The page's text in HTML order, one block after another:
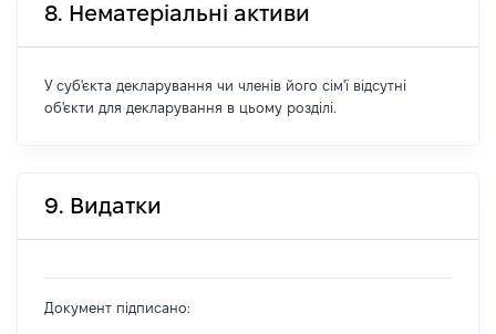
8. Нематеріальні активи
У суб'єкта декларування чи членів його сім'ї відсутні
об'єкти для декларування в цьому розділі.
9. Видатки
Документ підписано: